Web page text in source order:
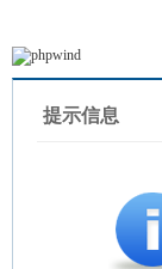
提示信息